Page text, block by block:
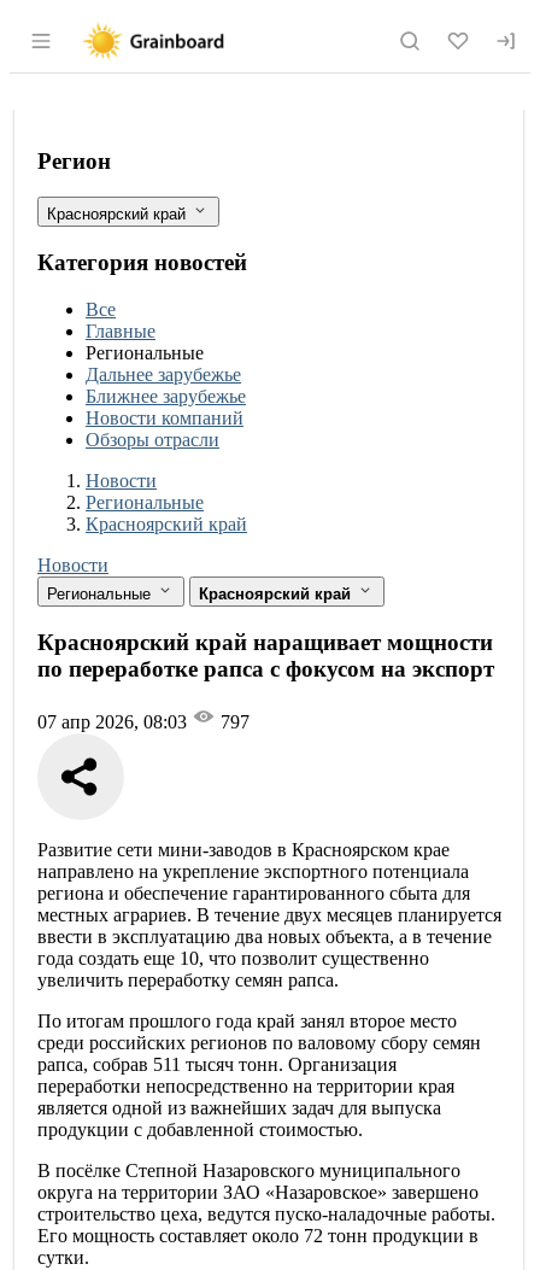
Раздел навигации по сайту
Красноярский край наращивает
Фильтры
Регион
Красноярский край
Категория новостей
Все
Главные
Региональные
Дальнее зарубежье
Ближнее зарубежье
Новости компаний
Обзоры отрасли
Новости
Разделы
Новости
Региональные
Красноярский край
Новости
Региональные Красноярский край
Красноярский край наращивает мощности
по переработке рапса с фокусом на экспорт
07 апр 2026, 08:03 797
Развитие сети мини-заводов в Красноярском крае
направлено на укрепление экспортного потенциала
региона и обеспечение гарантированного сбыта для
местных аграриев. В течение двух месяцев планируется
ввести в эксплуатацию два новых объекта, а в течение
года создать еще 10, что позволит существенно
увеличить переработку семян рапса.
По итогам прошлого года край занял второе место
среди российских регионов по валовому сбору семян
рапса, собрав 511 тысяч тонн. Организация
переработки непосредственно на территории края
является одной из важнейших задач для выпуска
продукции с добавленной стоимостью.
В посёлке Степной Назаровского муниципального
округа на территории ЗАО «Назаровское» завершено
строительство цеха, ведутся пуско-наладочные работы.
Его мощность составляет около 72 тонн продукции в
сутки.